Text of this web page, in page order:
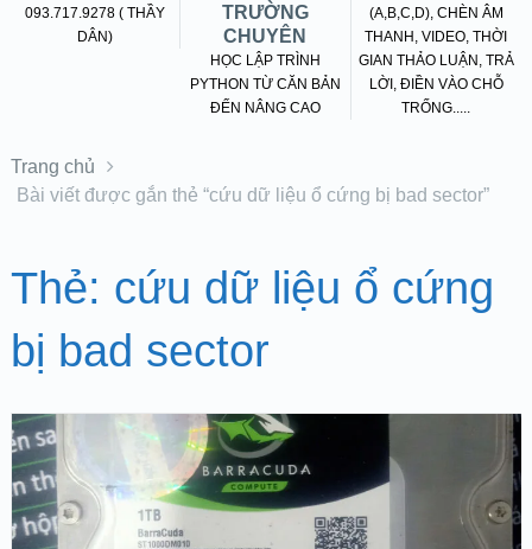
093.717.9278 ( THẦY
DÂN)
TRƯỜNG
CHUYÊN
HỌC LẬP TRÌNH
PYTHON TỪ CĂN BẢN
ĐẾN NÂNG CAO
(A,B,C,D), CHÈN ÂM
THANH, VIDEO, THỜI
GIAN THẢO LUẬN, TRẢ
LỜI, ĐIỀN VÀO CHỖ
TRỐNG.....
Trang chủ
Bài viết được gắn thẻ “cứu dữ liệu ổ cứng bị bad sector”
Thẻ: cứu dữ liệu ổ cứng
bị bad sector